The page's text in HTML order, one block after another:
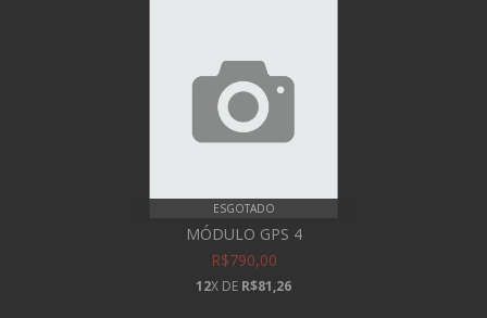
ESGOTADO
MÓDULO GPS 4
R$790,00
12X DE R$81,26